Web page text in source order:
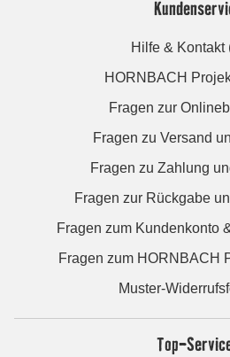
Hilfe & Kontakt
HORNBACH
Fragen zur
Fragen zu Versand
Fragen zu Zahlung
Fragen zur Rückgabe
Fragen zum Kundenkonto
Fragen zum HORNBACH
Muster-
Top-